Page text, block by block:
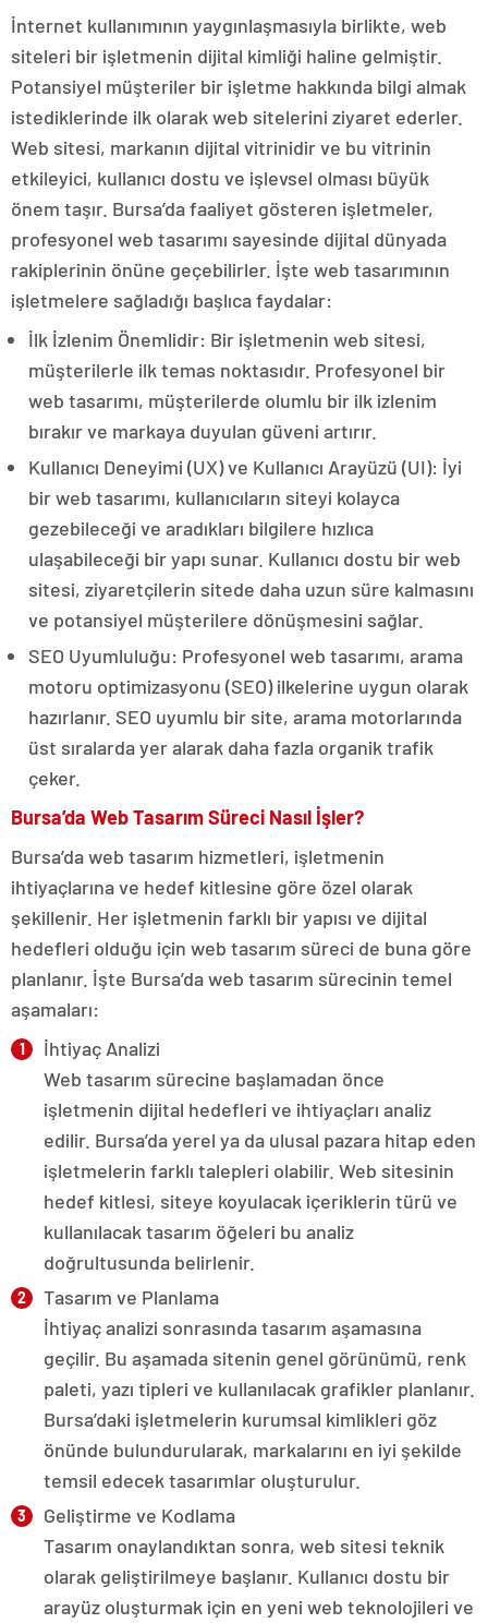
İnternet kullanımının yaygınlaşmasıyla birlikte, web
siteleri bir işletmenin dijital kimliği haline gelmiştir.
Potansiyel müşteriler bir işletme hakkında bilgi almak
istediklerinde ilk olarak web sitelerini ziyaret ederler.
Web sitesi, markanın dijital vitrinidir ve bu vitrinin
etkileyici, kullanıcı dostu ve işlevsel olması büyük
önem taşır. Bursa’da faaliyet gösteren işletmeler,
profesyonel web tasarımı sayesinde dijital dünyada
rakiplerinin önüne geçebilirler. İşte web tasarımının
işletmelere sağladığı başlıca faydalar:
İlk İzlenim Önemlidir: Bir işletmenin web sitesi,
müşterilerle ilk temas noktasıdır. Profesyonel bir
web tasarımı, müşterilerde olumlu bir ilk izlenim
bırakır ve markaya duyulan güveni artırır.
Kullanıcı Deneyimi (UX) ve Kullanıcı Arayüzü (UI): İyi
bir web tasarımı, kullanıcıların siteyi kolayca
gezebileceği ve aradıkları bilgilere hızlıca
ulaşabileceği bir yapı sunar. Kullanıcı dostu bir web
sitesi, ziyaretçilerin sitede daha uzun süre kalmasını
ve potansiyel müşterilere dönüşmesini sağlar.
SEO Uyumluluğu: Profesyonel web tasarımı, arama
motoru optimizasyonu (SEO) ilkelerine uygun olarak
hazırlanır. SEO uyumlu bir site, arama motorlarında
üst sıralarda yer alarak daha fazla organik trafik
çeker.
Bursa’da Web Tasarım Süreci Nasıl İşler?
Bursa’da web tasarım hizmetleri, işletmenin
ihtiyaçlarına ve hedef kitlesine göre özel olarak
şekillenir. Her işletmenin farklı bir yapısı ve dijital
hedefleri olduğu için web tasarım süreci de buna göre
planlanır. İşte Bursa’da web tasarım sürecinin temel
aşamaları:
İhtiyaç Analizi
Web tasarım sürecine başlamadan önce
işletmenin dijital hedefleri ve ihtiyaçları analiz
edilir. Bursa’da yerel ya da ulusal pazara hitap eden
işletmelerin farklı talepleri olabilir. Web sitesinin
hedef kitlesi, siteye koyulacak içeriklerin türü ve
kullanılacak tasarım öğeleri bu analiz
doğrultusunda belirlenir.
Tasarım ve Planlama
İhtiyaç analizi sonrasında tasarım aşamasına
geçilir. Bu aşamada sitenin genel görünümü, renk
paleti, yazı tipleri ve kullanılacak grafikler planlanır.
Bursa’daki işletmelerin kurumsal kimlikleri göz
önünde bulundurularak, markalarını en iyi şekilde
temsil edecek tasarımlar oluşturulur.
Geliştirme ve Kodlama
Tasarım onaylandıktan sonra, web sitesi teknik
olarak geliştirilmeye başlanır. Kullanıcı dostu bir
arayüz oluşturmak için en yeni web teknolojileri ve